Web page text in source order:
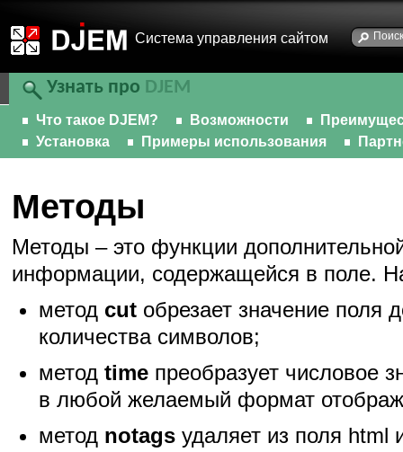
Cистема управления сайтом
Узнать про DJEM
Что такое DJEM? Возможности
Установка
Примеры использования
Методы
Методы – это функции
информации, содержащейся в поле.
метод cut обрезает значение поля
количества символов;
метод time преобразует числовое
в любой желаемый формат
метод notags удаляет из поля html